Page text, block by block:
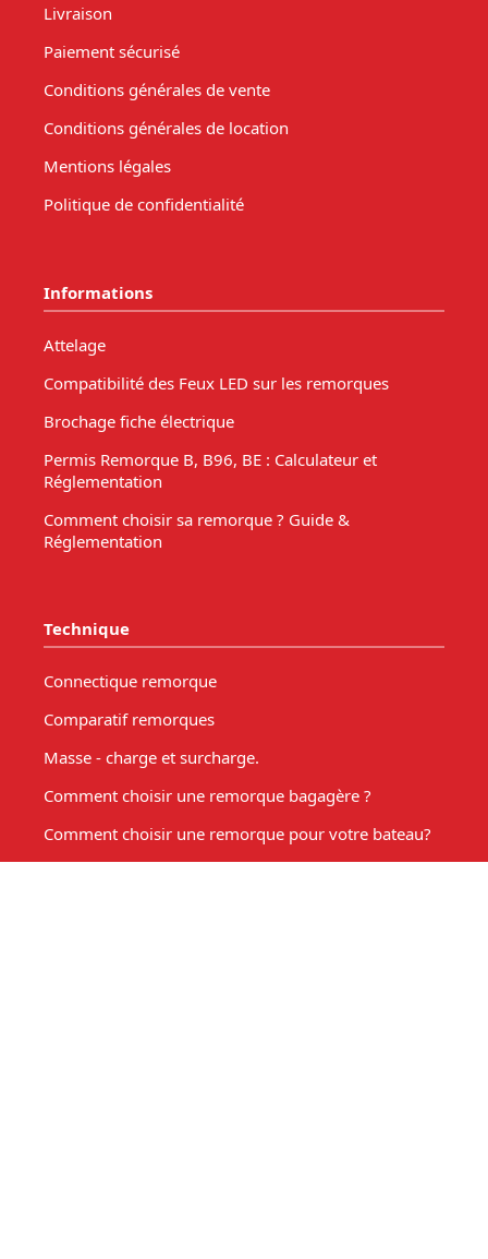
Livraison
Paiement sécurisé
Conditions générales de vente
Conditions générales de location
Mentions légales
Politique de confidentialité
Informations
Attelage
Compatibilité des Feux LED sur les remorques
Brochage fiche électrique
Permis Remorque B, B96, BE : Calculateur et
Réglementation
Comment choisir sa remorque ? Guide &
Réglementation
Technique
Connectique remorque
Comparatif remorques
Masse - charge et surcharge.
Comment choisir une remorque bagagère ?
Comment choisir une remorque pour votre bateau?